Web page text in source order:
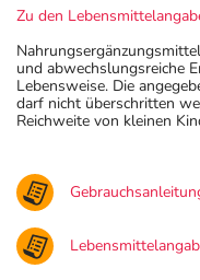
Zu den
und abwechslungsreiche
Lebensweise. Die
darf nicht überschritten
Reichweite von kleinen